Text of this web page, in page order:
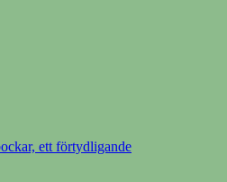
ett förtydligande